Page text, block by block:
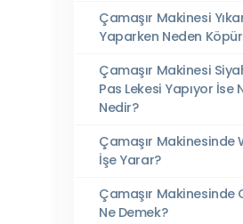
Çamaşır Makinesi
Yaparken Neden
Çamaşır Makinesi
Pas Lekesi Yapıyor İse
Nedir?
Çamaşır Makinesinde
İşe Yarar?
Çamaşır Makinesinde
Ne Demek?